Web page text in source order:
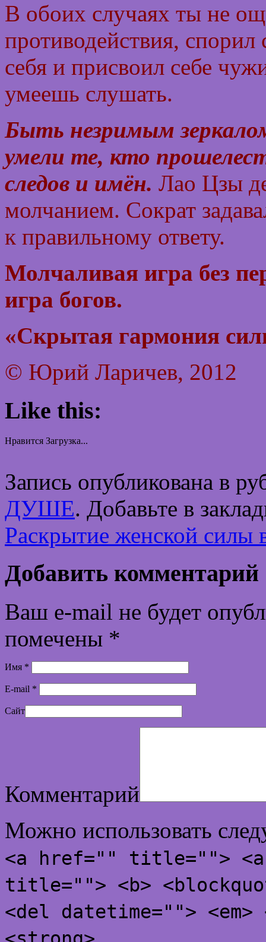
В обоих случаях ты не
противодействия,
себя и присвоил себе
умеешь слушать.
Быть незримым
умели те, кто
следов и имён. Лао Цзы
молчанием. Сократ
к правильному ответу.
Молчаливая игра без
игра богов.
«Скрытая гармония
© Юрий Ларичев, 2012
Like this:
Нравится Загрузка...
Запись опубликована в
ДУШЕ. Добавьте в
Раскрытие женской силы
Добавить комментарий
Ваш e-mail не будет
помечены *
Имя *
E-mail *
Сайт
Комментарий
Можно использовать
<a href="" title="">
title=""> <b>
<del datetime="">